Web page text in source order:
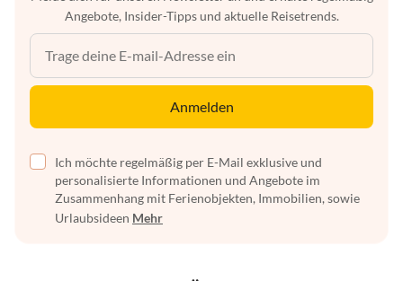
Angebote, Insider-Tipps und aktuelle Reisetrends.
Anmelden
Ich möchte regelmäßig per E-Mail exklusive und
personalisierte Informationen und Angebote im
Zusammenhang mit Ferienobjekten, Immobilien, sowie
Urlaubsideen Mehr